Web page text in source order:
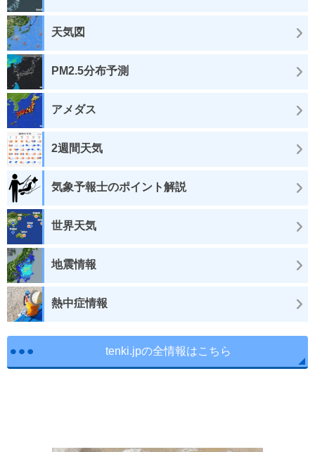
天気図
PM2.5分布予測
アメダス
2週間天気
気象予報士のポイント解説
世界天気
地震情報
熱中症情報
tenki.jpの全情報はこちら